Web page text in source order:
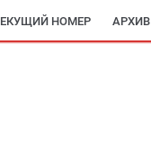
НОМЕР АРХИВ